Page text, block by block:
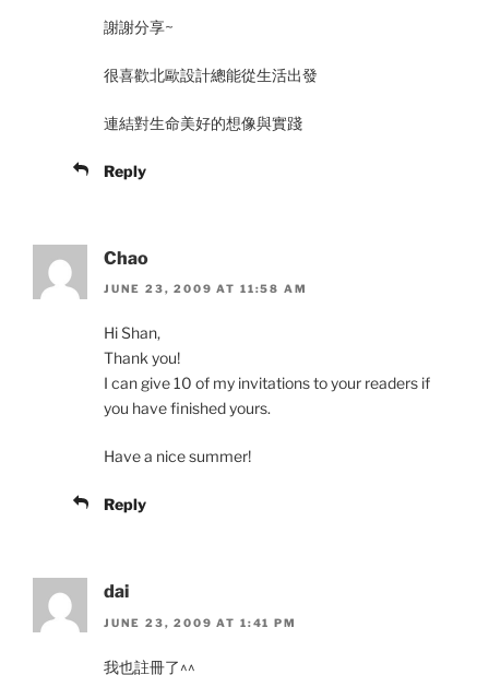
謝謝分享~
很喜歡北歐設計總能從生活出發
連結對生命美好的想像與實踐
Reply
Chao
JUNE 23, 2009 AT 11:58 AM
Hi Shan,
Thank you!
I can give 10 of my invitations to your readers if
you have finished yours.
Have a nice summer!
Reply
dai
JUNE 23, 2009 AT 1:41 PM
我也註冊了^^